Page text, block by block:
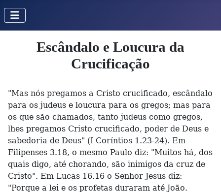
Escândalo e Loucura da
Crucificação
"Mas nós pregamos a Cristo crucificado, escândalo
para os judeus e loucura para os gregos; mas para
os que são chamados, tanto judeus como gregos,
lhes pregamos Cristo crucificado, poder de Deus e
sabedoria de Deus" (I Coríntios 1.23-24). Em
Filipenses 3.18, o mesmo Paulo diz: "Muitos há, dos
quais digo, até chorando, são inimigos da cruz de
Cristo". Em Lucas 16.16 o Senhor Jesus diz:
"Porque a lei e os profetas duraram até João.